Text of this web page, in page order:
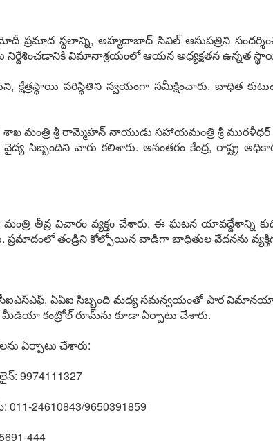
ప్రమాద స్థలాన్ని, అహ్మదాబాద్ సివిల్ ఆసుపత్రిని
నిర్దేశించడానికి విమానాశ్రయంలో ఆయన అధ్యక్షతన ఉన్నత
క్షేత్రస్థాయి పరిస్థితిని స్వయంగా సమీక్షించారు. బాధిత
మంత్రి శ్రీ రామ్మెహన్ నాయుడు సహాయమంత్రి శ్రీ
వైద్య సిబ్బందిని వారు కలిశారు. అనంతరం కేంద్ర, రాష్ట్ర
తీవ్ర విచారం వ్యక్తం చేశారు. ఈ ఘటన యావద్దేశాన్ని
తండ్రిని కోల్పోయిన వాడిగా బాధితుల వేదనను
సీఐఎస్ఎఫ్, ఏఏఐ సిబ్బంది మధ్య సమన్వయంతో పౌర
కంట్రోల్ రూమ్‌ను కూడా ఏర్పాటు చేశారు.
ఏర్పాటు చేశారు:
24610843/9650391859
444